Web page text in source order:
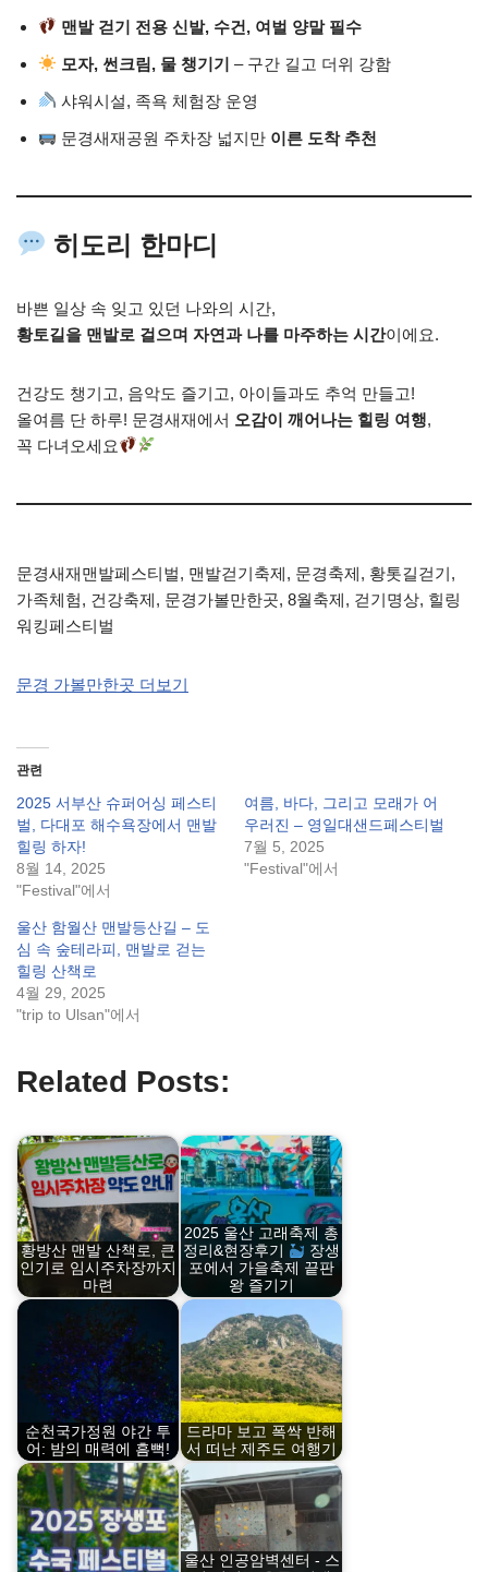
맨발 걷기 전용 신발, 수건, 여벌 양말 필수
모자, 썬크림, 물 챙기기 – 구간 길고 더위 강함
샤워시설, 족욕 체험장 운영
문경새재공원 주차장 넓지만 이른 도착 추천
히도리 한마디
바쁜 일상 속 잊고 있던 나와의 시간,
황토길을 맨발로 걸으며 자연과 나를 마주하는 시간이에요.
건강도 챙기고, 음악도 즐기고, 아이들과도 추억 만들고!
올여름 단 하루! 문경새재에서 오감이 깨어나는 힐링 여행,
꼭 다녀오세요
문경새재맨발페스티벌, 맨발걷기축제, 문경축제, 황톳길걷기,
가족체험, 건강축제, 문경가볼만한곳, 8월축제, 걷기명상, 힐링
워킹페스티벌
문경 가볼만한곳 더보기
관련
2025 서부산 슈퍼어싱 페스티
벌, 다대포 해수욕장에서 맨발
힐링 하자!
8월 14, 2025
"Festival"에서
여름, 바다, 그리고 모래가 어
우러진 – 영일대샌드페스티벌
7월 5, 2025
"Festival"에서
울산 함월산 맨발등산길 – 도
심 속 숲테라피, 맨발로 걷는
힐링 산책로
4월 29, 2025
"trip to Ulsan"에서
Related Posts:
황방산 맨발 산책로, 큰
인기로 임시주차장까지
마련
2025 울산 고래축제 총
정리&현장후기
장생
포에서 가을축제 끝판
왕 즐기기
순천국가정원 야간 투
어: 밤의 매력에 흠뻑!
드라마 보고 폭싹 반해
서 떠난 제주도 여행기
울산 인공암벽센터 - 스